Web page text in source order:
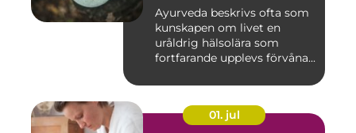
Ayurveda beskrivs ofta som
kunskapen om livet en
uråldrig hälsolära som
fortfarande upplevs förvåna...
01. jul